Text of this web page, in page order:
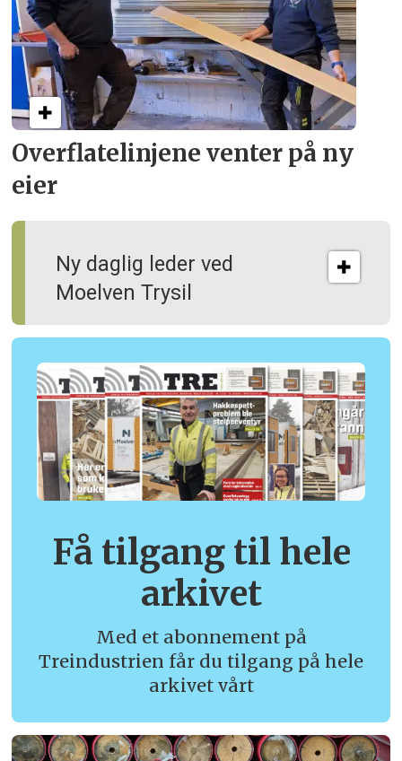
Overflate­linjene venter på ny
eier
Ny daglig leder ved
Moelven Trysil
Få tilgang til hele
arkivet
Med et abonnement på
Treindustrien får du tilgang på hele
arkivet vårt